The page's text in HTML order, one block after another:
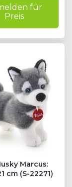
für
Preis
Marcus:
cm (S-22271)